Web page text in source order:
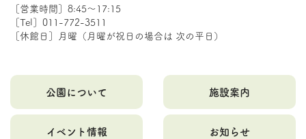
［営業時間］8:45～17:15
［Tel］011-772-3511
［休館日］月曜（月曜が祝日の場合は 次の平日）
公園について 施設案内
イベント情報 お知らせ